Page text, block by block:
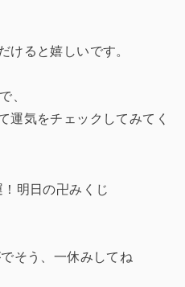
けると嬉しいです。
、
運気をチェックしてみてく
！明日の卍みくじ
う、一休みしてね